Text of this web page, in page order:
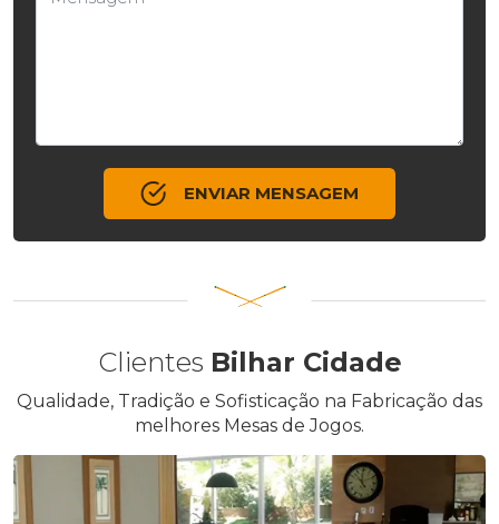
ENVIAR MENSAGEM
Clientes Bilhar Cidade
Qualidade, Tradição e Sofisticação na Fabricação das
melhores Mesas de Jogos.